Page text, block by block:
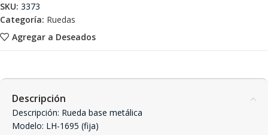
Agregar a Deseados
SKU: 3373
Categoría: Ruedas
Descripción
Descripción: Rueda base metálica
Modelo: LH-1695 (fija)